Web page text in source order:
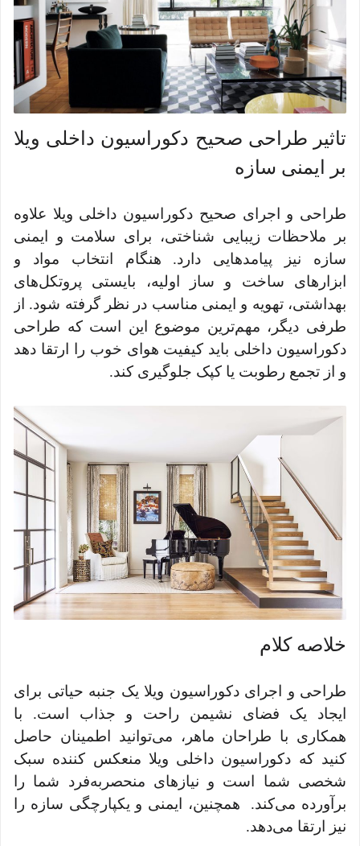
تاثیر طراحی صحیح دکوراسیون داخلی ویلا
بر ایمنی سازه
طراحی و اجرای صحیح دکوراسیون داخلی ویلا علاوه
بر ملاحظات زیبایی شناختی، برای سلامت و ایمنی
سازه نیز پیامدهایی دارد. هنگام انتخاب مواد و
ابزارهای ساخت‌ و ساز اولیه، بایستی پروتکل‌های
بهداشتی، تهویه و ایمنی مناسب در نظر گرفته شود. از
طرفی دیگر، مهم‌ترین موضوع این است که طراحی
دکوراسیون داخلی باید کیفیت هوای خوب را ارتقا دهد
و از تجمع رطوبت یا کپک جلوگیری کند.
خلاصه کلام
طراحی و اجرای دکوراسیون ویلا یک جنبه حیاتی برای
ایجاد یک فضای نشیمن راحت و جذاب است. با
همکاری با طراحان ماهر، می‌توانید اطمینان حاصل
کنید که دکوراسیون داخلی ویلا منعکس کننده سبک
شخصی شما است و نیازهای منحصر‌به‌فرد شما را
برآورده می‌کند. همچنین، ایمنی و یکپارچگی سازه را
نیز ارتقا می‌دهد.